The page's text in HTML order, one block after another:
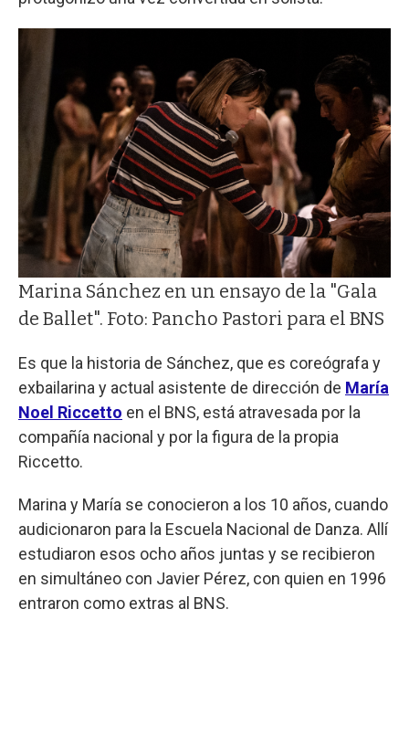
Marina Sánchez en un ensayo de la "Gala
de Ballet". Foto: Pancho Pastori para el BNS
Es que la historia de Sánchez, que es coreógrafa y
exbailarina y actual asistente de dirección de María
Noel Riccetto en el BNS, está atravesada por la
compañía nacional y por la figura de la propia
Riccetto.
Marina y María se conocieron a los 10 años, cuando
audicionaron para la Escuela Nacional de Danza. Allí
estudiaron esos ocho años juntas y se recibieron
en simultáneo con Javier Pérez, con quien en 1996
entraron como extras al BNS.